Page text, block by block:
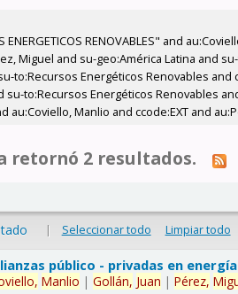
RENOVABLES" and
Miguel and su-geo:América Latina and
to:Recursos Energéticos Renovables
to:Recursos Energéticos Renovables
au:Coviello, Manlio and ccode:EXT and
retornó 2 resultados.
| Seleccionar todo Limpiar todo
público - privadas en
Manlio |Gollán, Juan |Pérez,